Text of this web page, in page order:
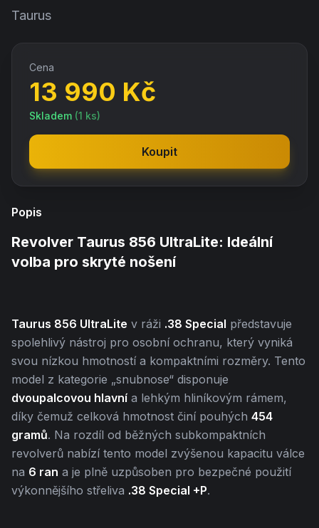
Taurus
Cena
13 990 Kč
Skladem (1 ks)
Koupit
Popis
Revolver Taurus 856 UltraLite: Ideální
volba pro skryté nošení
Taurus 856 UltraLite v ráži .38 Special představuje
spolehlivý nástroj pro osobní ochranu, který vyniká
svou nízkou hmotností a kompaktními rozměry. Tento
model z kategorie „snubnose“ disponuje
dvoupalcovou hlavní a lehkým hliníkovým rámem,
díky čemuž celková hmotnost činí pouhých 454
gramů. Na rozdíl od běžných subkompaktních
revolverů nabízí tento model zvýšenou kapacitu válce
na 6 ran a je plně uzpůsoben pro bezpečné použití
výkonnějšího střeliva .38 Special +P.